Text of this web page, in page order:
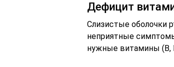
Дефицит
Слизистые оболочки
неприятные
нужные витамины (В,